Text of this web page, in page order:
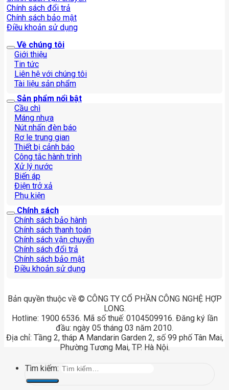
Chính sách đổi trả
Chính sách bảo mật
Điều khoản sử dụng
Về chúng tôi
Giới thiệu
Tin tức
Liên hệ với chúng tôi
Tài liệu sản phẩm
Sản phẩm nổi bật
Cầu chì
Máng nhựa
Nút nhấn đèn báo
Rơ le trung gian
Thiết bị cảnh báo
Công tắc hành trình
Xử lý nước
Biến áp
Điện trở xả
Phụ kiện
Chính sách
Chính sách bảo hành
Chính sách thanh toán
Chính sách vận chuyển
Chính sách đổi trả
Chính sách bảo mật
Điều khoản sử dụng
Bản quyền thuộc về © CÔNG TY CỔ PHẦN CÔNG NGHỆ HỢP
LONG.
Hotline: 1900 6536. Mã số thuế: 0104509916. Đăng ký lần
đầu: ngày 05 tháng 03 năm 2010.
Địa chỉ: Tầng 2, tháp A Mandarin Garden 2, số 99 phố Tân Mai,
Phường Tương Mai, TP. Hà Nội.
Tìm kiếm: